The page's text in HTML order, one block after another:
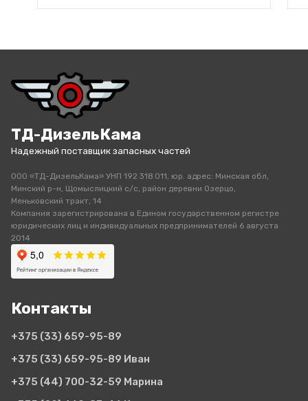
ТД-ДизельКама
Надежный поставщик запасных частей
ООО «ТД-ДизельКама» УНП 192 318 011, юр. адрес: Минская обл,
Минский р-н, Щомыслицкий с/с, район деревни Озерцо,
Меньковский тракт, 14
Компания зарегистрирована в Едином государственном регистре
юридических лиц и индивидуальных предпринимателей 6 августа
2014
Контакты
+375 (33) 659-95-89
+375 (33) 659-95-89 Иван
+375 (44) 700-32-59 Марина